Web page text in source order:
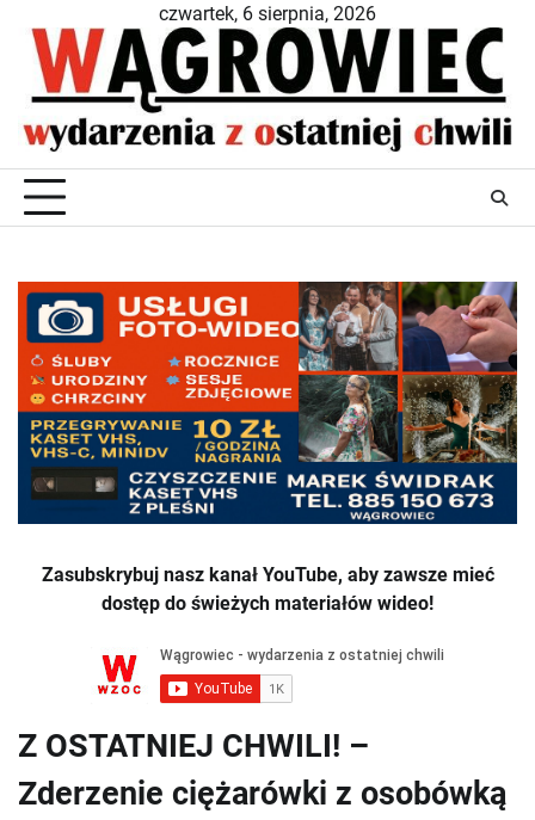
content
czwartek, 6 sierpnia, 2026
Zasubskrybuj nasz kanał YouTube, aby zawsze mieć
dostęp do świeżych materiałów wideo!
Z OSTATNIEJ CHWILI! –
Zderzenie ciężarówki z osobówką